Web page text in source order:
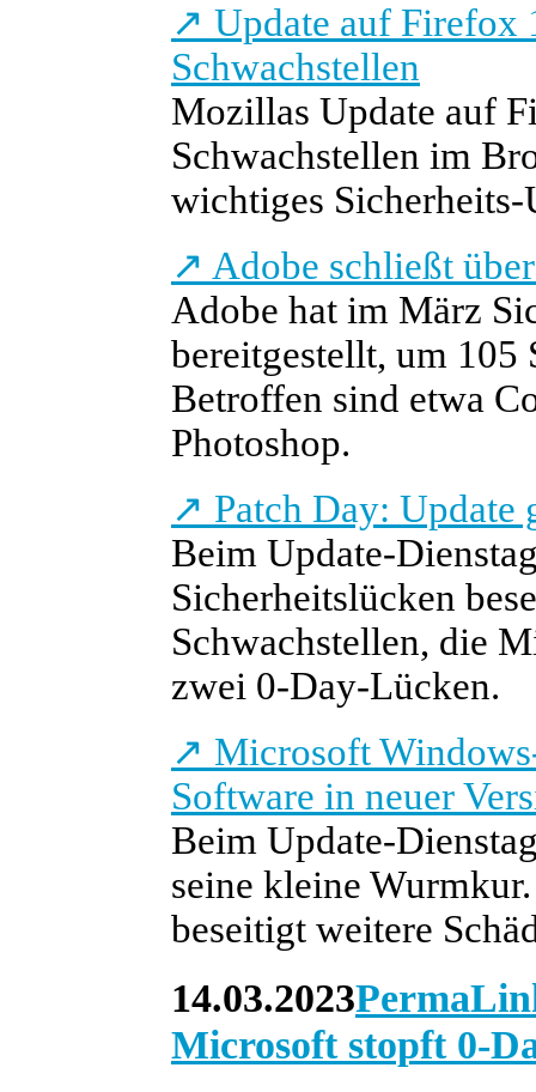
↗ Update auf Firefox
Schwachstellen
Mozillas Update auf
Schwachstellen im
wichtiges Sicherheits-
↗ Adobe schließt
Adobe hat im März
bereitgestellt, um 105
Betroffen sind etwa
Photoshop.
↗ Patch Day:
Beim Update-
Sicherheitslücken
Schwachstellen, die
zwei 0-Day-Lücken.
↗ Microsoft
Software in neuer
Beim Update-
seine kleine
beseitigt weitere
14.03.2023
Microsoft stopft 0-